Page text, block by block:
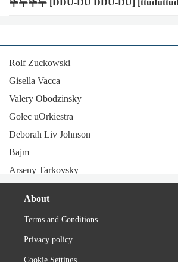
너넬 다 무시 yeah
Turn on by gussi yeah
Pppow Uzi yeah
Ok 다 bullshit yeah
너넬 다 무시 yeah
Artist:
Ian Ka$h
Album:
뚜두뚜두 [DDU-DU DDU-DU]
Rolf Zuckowski
Gisella Vacca
Valery Obodzinsky
Golec uOrkiestra
Deborah Liv Johnson
Bajm
Arseny Tarkovsky
Canadian Folk
Feel
Emilie-Claire Barlow
About
Terms and Conditions
Privacy policy
Cookie Settings